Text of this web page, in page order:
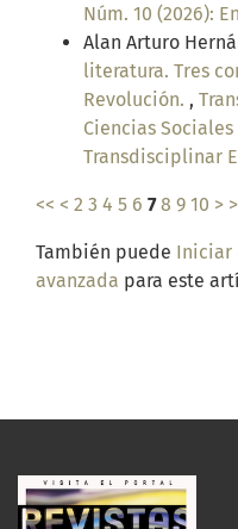
Núm. 10 (2026):
Alan Arturo
literatura. Tres
Revolución. ,
Ciencias Sociales
Transdisciplinar
<< < 2 3 4 5 6 7 8 9 10 >
También puede Iniciar
avanzada para este